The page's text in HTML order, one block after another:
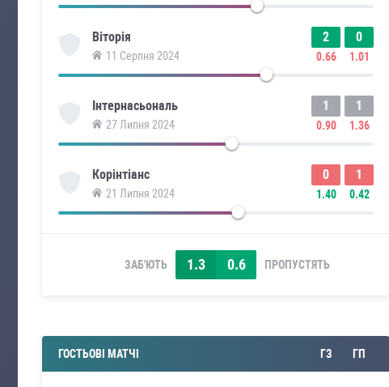
Віторія
11 Серпня 2024
2
0.66
0
1.01
Інтернасьональ
27 Липня 2024
1
0.90
1
1.36
Корінтіанс
21 Липня 2024
0
1.40
1
0.42
ЗАБ'ЮТЬ 1.3 0.6 ПРОПУСТЯТЬ
ГОСТЬОВІ МАТЧІ ГЗ ГП